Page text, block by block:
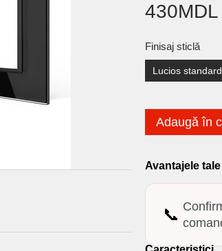
430MDL
Finisaj sticlă
Lucios standard
Adaugă în
Avantajele tale
📞